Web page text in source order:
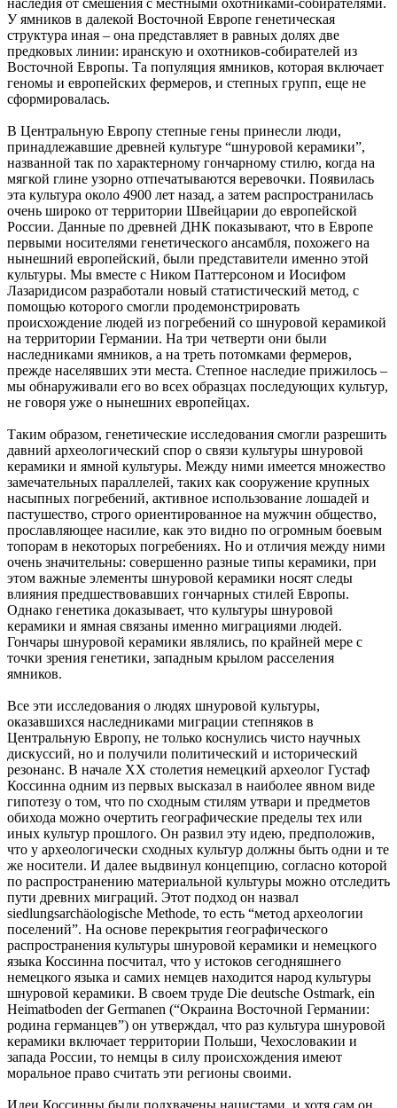
У ямников в далекой Восточной Европе генетическая
структура иная – она представляет в равных долях две
предковых линии: иранскую и охотников-собирателей из
Восточной Европы. Та популяция ямников, которая включает
геномы и европейских фермеров, и степных групп, еще не
сформировалась.
В Центральную Европу степные гены принесли люди,
принадлежавшие древней культуре “шнуровой керамики”,
названной так по характерному гончарному стилю, когда на
мягкой глине узорно отпечатываются веревочки. Появилась
эта культура около 4900 лет назад, а затем распространилась
очень широко от территории Швейцарии до европейской
России. Данные по древней ДНК показывают, что в Европе
первыми носителями генетического ансамбля, похожего на
нынешний европейский, были представители именно этой
культуры. Мы вместе с Ником Паттерсоном и Иосифом
Лазаридисом разработали новый статистический метод, с
помощью которого смогли продемонстрировать
происхождение людей из погребений со шнуровой керамикой
на территории Германии. На три четверти они были
наследниками ямников, а на треть потомками фермеров,
прежде населявших эти места. Степное наследие прижилось –
мы обнаруживали его во всех образцах последующих культур,
не говоря уже о нынешних европейцах.
Таким образом, генетические исследования смогли разрешить
давний археологический спор о связи культуры шнуровой
керамики и ямной культуры. Между ними имеется множество
замечательных параллелей, таких как сооружение крупных
насыпных погребений, активное использование лошадей и
пастушество, строго ориентированное на мужчин общество,
прославляющее насилие, как это видно по огромным боевым
топорам в некоторых погребениях. Но и отличия между ними
очень значительны: совершенно разные типы керамики, при
этом важные элементы шнуровой керамики носят следы
влияния предшествовавших гончарных стилей Европы.
Однако генетика доказывает, что культуры шнуровой
керамики и ямная связаны именно миграциями людей.
Гончары шнуровой керамики являлись, по крайней мере с
точки зрения генетики, западным крылом расселения
ямников.
Все эти исследования о людях шнуровой культуры,
оказавшихся наследниками миграции степняков в
Центральную Европу, не только коснулись чисто научных
дискуссий, но и получили политический и исторический
резонанс. В начале XX столетия немецкий археолог Густаф
Коссинна одним из первых высказал в наиболее явном виде
гипотезу о том, что по сходным стилям утвари и предметов
обихода можно очертить географические пределы тех или
иных культур прошлого. Он развил эту идею, предположив,
что у археологически сходных культур должны быть одни и те
же носители. И далее выдвинул концепцию, согласно которой
по распространению материальной культуры можно отследить
пути древних миграций. Этот подход он назвал
siedlungsarchäologische Methode, то есть “метод археологии
поселений”. На основе перекрытия географического
распространения культуры шнуровой керамики и немецкого
языка Коссинна посчитал, что у истоков сегодняшнего
немецкого языка и самих немцев находится народ культуры
шнуровой керамики. В своем труде Die deutsche Ostmark, ein
Heimatboden der Germanen (“Окраина Восточной Германии:
родина германцев”) он утверждал, что раз культура шнуровой
керамики включает территории Польши, Чехословакии и
запада России, то немцы в силу происхождения имеют
моральное право считать эти регионы своими.
Идеи Коссинны были подхвачены нацистами, и хотя сам он